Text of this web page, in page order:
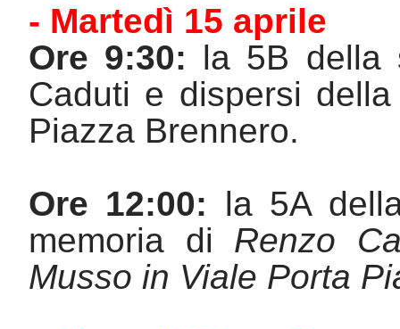
- Martedì 15 aprile
Ore 9:30: la 5B della
Caduti e dispersi
Piazza Brennero.
Ore 12:00: la 5A
memoria di Renzo
Musso in Viale Porta